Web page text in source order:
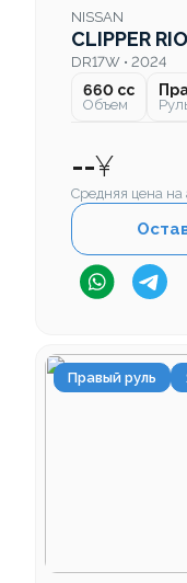
NISSAN
CLIPPER RIO
DR17W • 2024
660 cc
Объем
--¥
Средняя цена на
Правый руль